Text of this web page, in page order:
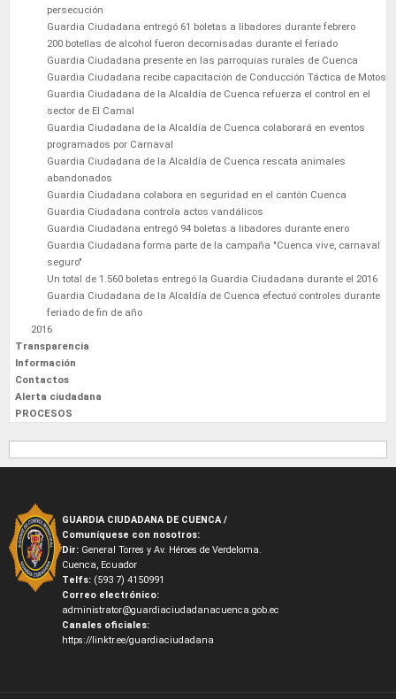
persecución
Guardia Ciudadana entregó 61 boletas a libadores durante febrero
200 botellas de alcohol fueron decomisadas durante el feriado
Guardia Ciudadana presente en las parroquias rurales de Cuenca
Guardia Ciudadana recibe capacitación de Conducción Táctica de Motos
Guardia Ciudadana de la Alcaldía de Cuenca refuerza el control en el
sector de El Camal
Guardia Ciudadana de la Alcaldía de Cuenca colaborará en eventos
programados por Carnaval
Guardia Ciudadana de la Alcaldía de Cuenca rescata animales
abandonados
Guardia Ciudadana colabora en seguridad en el cantón Cuenca
Guardia Ciudadana controla actos vandálicos
Guardia Ciudadana entregó 94 boletas a libadores durante enero
Guardia Ciudadana forma parte de la campaña "Cuenca vive, carnaval
seguro"
Un total de 1.560 boletas entregó la Guardia Ciudadana durante el 2016
Guardia Ciudadana de la Alcaldía de Cuenca efectuó controles durante
feriado de fin de año
2016
Transparencia
Información
Contactos
Alerta ciudadana
PROCESOS
GUARDIA CIUDADANA DE CUENCA /
Comuníquese con nosotros:
Dir: General Torres y Av. Héroes de Verdeloma.
Cuenca, Ecuador
Telfs: (593 7) 4150991
Correo electrónico:
administrator@guardiaciudadanacuenca.gob.ec
Canales oficiales:
https://linktr.ee/guardiaciudadana